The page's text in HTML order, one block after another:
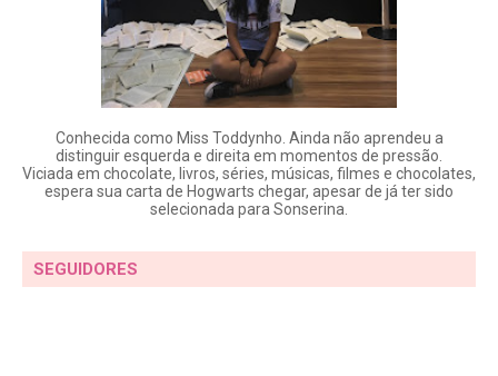
Conhecida como Miss Toddynho. Ainda não aprendeu a
distinguir esquerda e direita em momentos de pressão.
Viciada em chocolate, livros, séries, músicas, filmes e chocolates,
espera sua carta de Hogwarts chegar, apesar de já ter sido
selecionada para Sonserina.
SEGUIDORES